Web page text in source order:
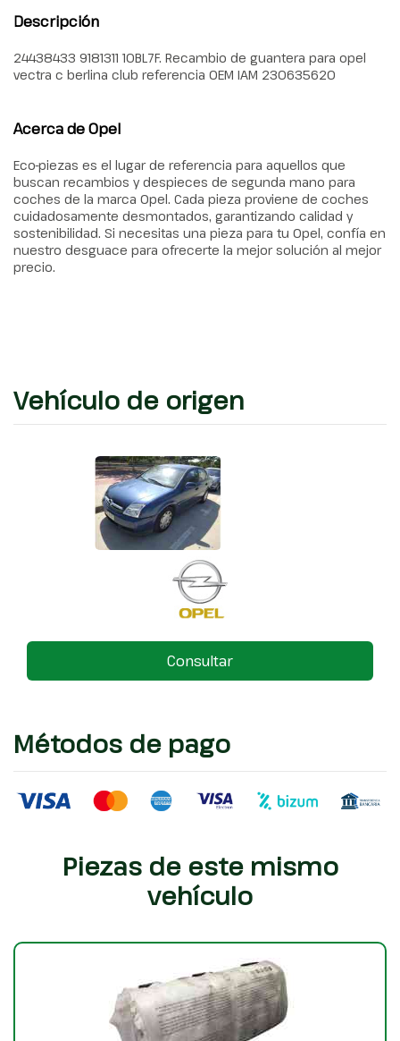
Descripción
24438433 9181311 10BL7F. Recambio de guantera para opel
vectra c berlina club referencia OEM IAM 230635620
Acerca de Opel
Eco-piezas es el lugar de referencia para aquellos que
buscan recambios y despieces de segunda mano para
coches de la marca Opel. Cada pieza proviene de coches
cuidadosamente desmontados, garantizando calidad y
sostenibilidad. Si necesitas una pieza para tu Opel, confía en
nuestro desguace para ofrecerte la mejor solución al mejor
precio.
Vehículo de origen
Consultar
Métodos de pago
Piezas de este mismo
vehículo